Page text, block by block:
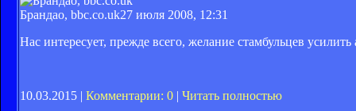
Брандао, bbc.co.uk27 июля 2008, 12:31
Нас интересует, прежде всего, желание стамбульцев
10.03.2015 | Комментарии: 0 | Читать полностью